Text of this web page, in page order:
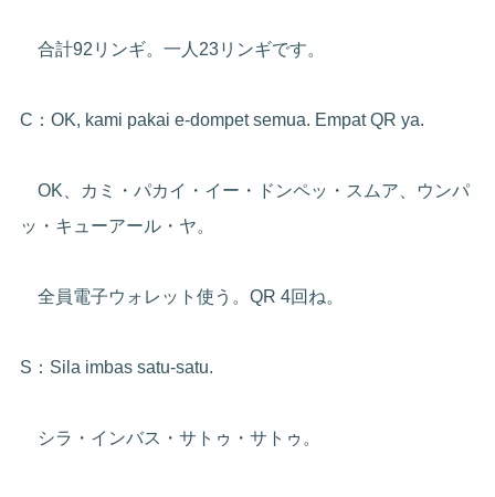
合計92リンギ。一人23リンギです。
C：OK, kami pakai e-dompet semua. Empat QR ya.
OK、カミ・パカイ・イー・ドンペッ・スムア、ウンパ
ッ・キューアール・ヤ。
全員電子ウォレット使う。QR 4回ね。
S：Sila imbas satu-satu.
シラ・インバス・サトゥ・サトゥ。